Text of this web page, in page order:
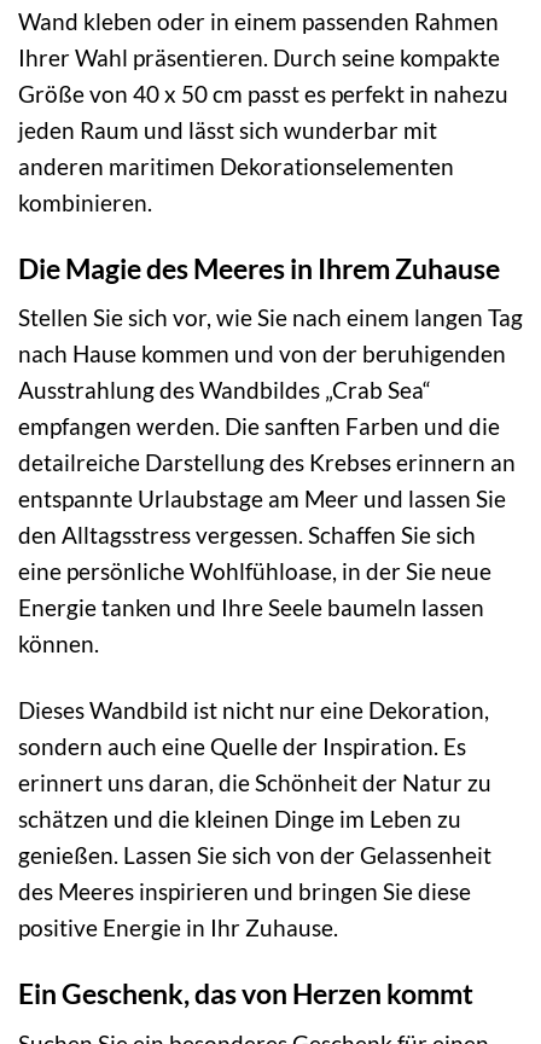
Wand kleben oder in einem passenden Rahmen
Ihrer Wahl präsentieren. Durch seine kompakte
Größe von 40 x 50 cm passt es perfekt in nahezu
jeden Raum und lässt sich wunderbar mit
anderen maritimen Dekorationselementen
kombinieren.
Die Magie des Meeres in Ihrem Zuhause
Stellen Sie sich vor, wie Sie nach einem langen Tag
nach Hause kommen und von der beruhigenden
Ausstrahlung des Wandbildes „Crab Sea“
empfangen werden. Die sanften Farben und die
detailreiche Darstellung des Krebses erinnern an
entspannte Urlaubstage am Meer und lassen Sie
den Alltagsstress vergessen. Schaffen Sie sich
eine persönliche Wohlfühloase, in der Sie neue
Energie tanken und Ihre Seele baumeln lassen
können.
Dieses Wandbild ist nicht nur eine Dekoration,
sondern auch eine Quelle der Inspiration. Es
erinnert uns daran, die Schönheit der Natur zu
schätzen und die kleinen Dinge im Leben zu
genießen. Lassen Sie sich von der Gelassenheit
des Meeres inspirieren und bringen Sie diese
positive Energie in Ihr Zuhause.
Ein Geschenk, das von Herzen kommt